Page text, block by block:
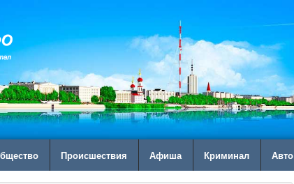
Происшествия Афиша Криминал Авто